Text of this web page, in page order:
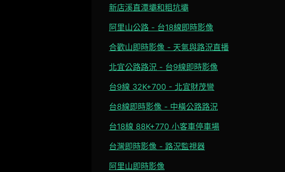
新店溪直潭壩和粗坑壩
阿里山公路 - 台18線即時影像
合歡山即時影像 - 天氣與路況直播
北宜公路路況 - 台9線即時影像
台9線 32K+700 - 北宜財茂彎
台8線即時影像 - 中橫公路路況
台18線 88K+770 小客車停車場
台灣即時影像 - 路況監視器
阿里山即時影像